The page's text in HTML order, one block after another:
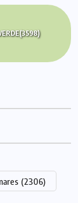
(3598)
(2306)